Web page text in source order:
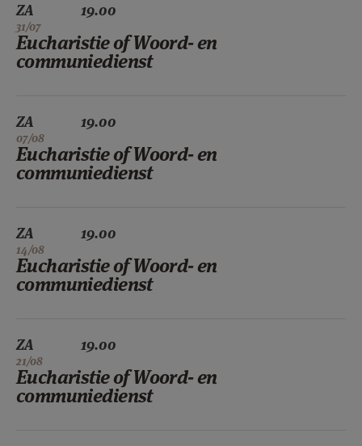
ZA
31/07
19.00
Eucharistie of Woord- en
communiedienst
ZA
07/08
19.00
Eucharistie of Woord- en
communiedienst
ZA
14/08
19.00
Eucharistie of Woord- en
communiedienst
ZA
21/08
19.00
Eucharistie of Woord- en
communiedienst